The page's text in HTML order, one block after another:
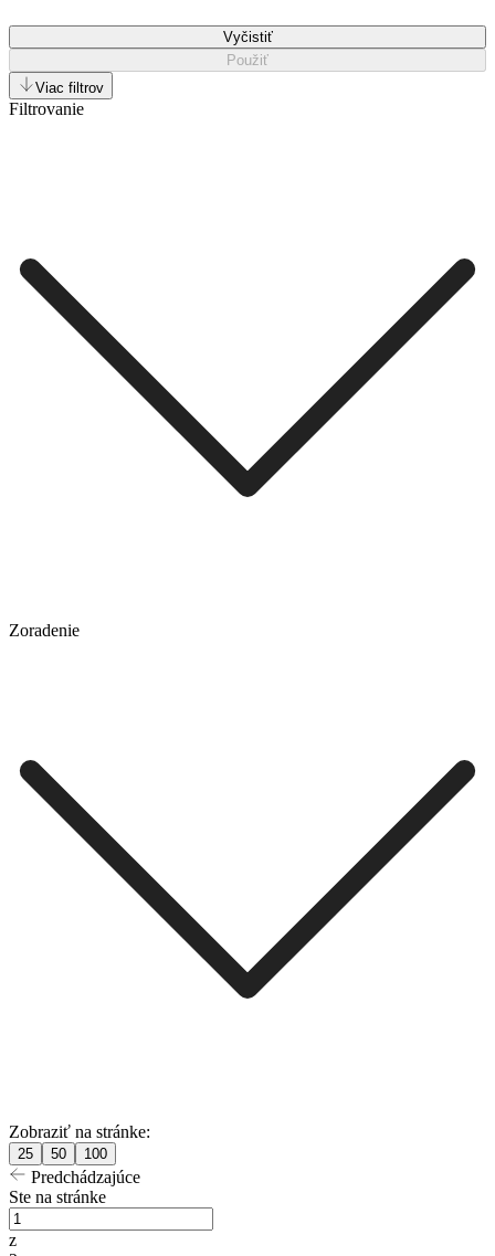
Vyčistiť
Použiť
Viac filtrov
Filtrovanie
Zoradenie
Zobraziť na stránke:
25 50 100
Predchádzajúce
Ste na stránke
z